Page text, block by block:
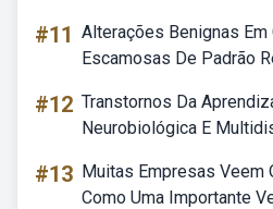
#11 Alterações Benignas
Escamosas De Padrão
#12 Transtornos Da
Neurobiológica E
#13 Muitas Empresas Veem
Como Uma Importante